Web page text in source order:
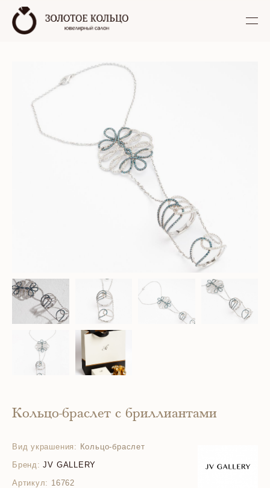
Кольцо-браслет с бриллиантами
Вид украшения: Кольцо-браслет
Бренд: JV GALLERY
Артикул: 16762